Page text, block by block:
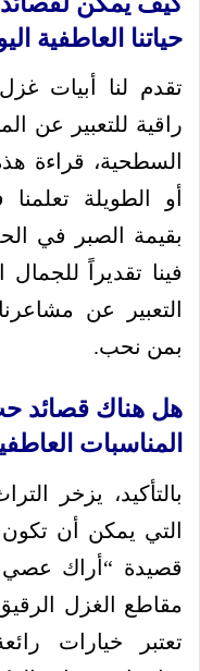
حياتنا العاطفية
تقدم لنا أبيات
راقية للتعبير عن
السطحية، قراءة
أو الطويلة
بقيمة الصبر في
فينا تقديراً
التعبير عن
بمن نحب.
هل هناك قصائد
المناسبات
بالتأكيد، يزخر
التي يمكن أن تكون
قصيدة “أراك عصي
مقاطع الغزل
تعتبر خيارات